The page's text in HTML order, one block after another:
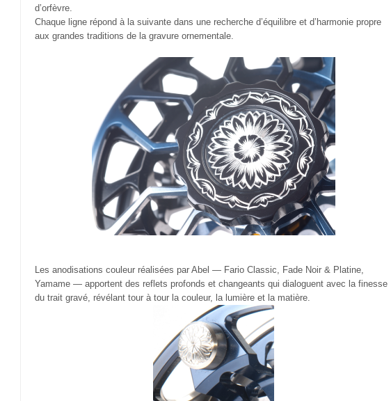
d’orfèvre.
Chaque ligne répond à la suivante dans une recherche d’équilibre et d’harmonie propre
aux grandes traditions de la gravure ornementale.
Les anodisations couleur réalisées par Abel — Fario Classic, Fade Noir & Platine,
Yamame — apportent des reflets profonds et changeants qui dialoguent avec la finesse
du trait gravé, révélant tour à tour la couleur, la lumière et la matière.